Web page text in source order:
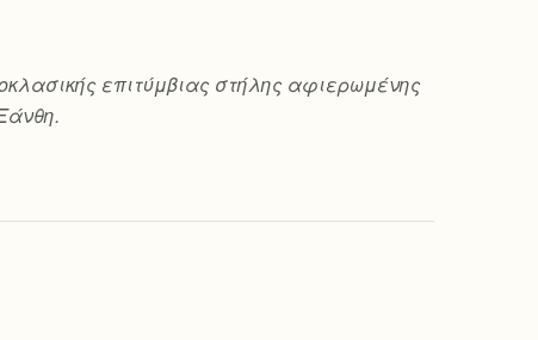
επιτύμβιας στήλης αφιερωμένης